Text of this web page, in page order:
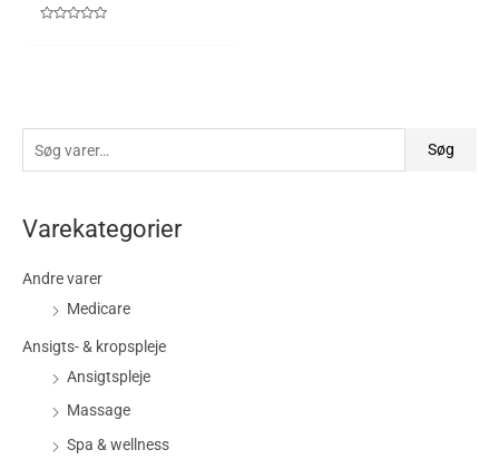
Søg
Varekategorier
Andre varer
Medicare
Ansigts- & kropspleje
Ansigtspleje
Massage
Spa & wellness